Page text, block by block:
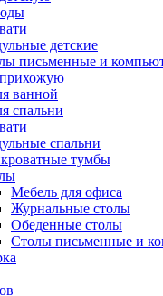
детские
письменные и
ванной
спальни
спальни
тумбы
Мебель для офиса
Журнальные столы
Обеденные столы
Столы письменные и